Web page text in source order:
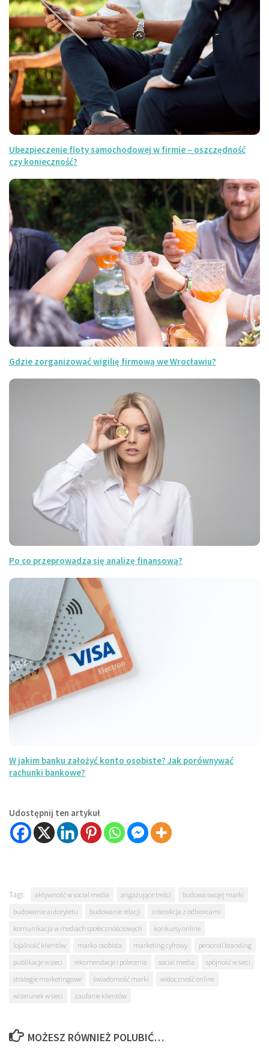
Ubezpieczenie floty samochodowej w firmie – oszczędność
czy konieczność?
Gdzie zorganizować wigilię firmową we Wrocławiu?
Po co przeprowadza się analizę finansową?
W jakim banku założyć konto osobiste? Jak porównywać
rachunki bankowe?
Udostępnij ten artykuł
Tagi: aktywność w social media angażujące treści
budowa swojej marki
budowanie autorytetu
budowanie relacji
interakcja z odbiorcami
komunikacja w mediach społecznościowych
konkursy online
lojalność klientów
marka osobista marketing cyfrowy
personal branding
publikacje w sieci
rekomendacje i polecenia social media
spójność w sieci
strategie marketingowe
świadomość marki
widoczność online
wizerunek w sieci
zaufanie klientów
MOŻESZ RÓWNIEŻ POLUBIĆ…